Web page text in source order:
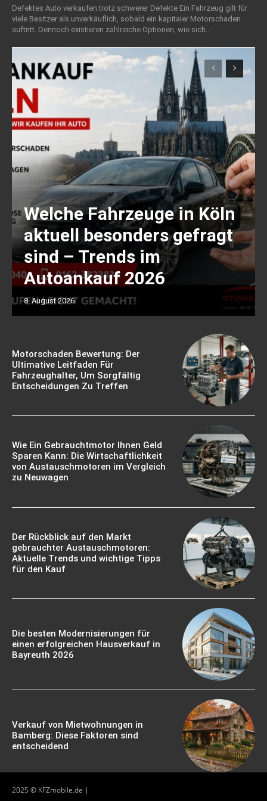
Defektes Auto verkaufen trotz schwerer Defekte Ein Fahrzeug gilt für
viele Besitzer als unverkäuflich, sobald ein kapitaler Motorschaden
auftritt. Dennoch existieren zahlreiche Optionen, wie sich...
Welche Fahrzeuge in Köln
aktuell besonders gefragt
sind – Trends im
Autoankauf 2026
8. August 2026
Motorschaden Bewertung: Der
Ultimative Leitfaden Für
Fahrzeughalter, Um Sorgfältig
Entscheidungen Zu Treffen
Wie Ein Gebrauchtmotor Ihnen Geld
Sparen Kann: Die Wirtschaftlichkeit
von Austauschmotoren im Vergleich
zu Neuwagen
Der Rückblick auf den Markt
gebrauchter Austauschmotoren:
Aktuelle Trends und wichtige Tipps
für den Kauf
Die besten Modernisierungen für
einen erfolgreichen Hausverkauf in
Bayreuth 2026
Verkauf von Mietwohnungen in
Bamberg: Diese Faktoren sind
entscheidend
2025 © KFZmobile.de |